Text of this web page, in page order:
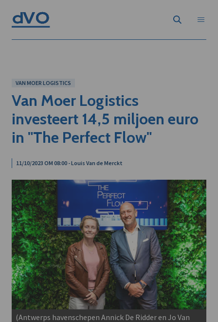
VAN MOER LOGISTICS
Van Moer Logistics
investeert 14,5 miljoen euro
in "The Perfect Flow"
11/10/2023 OM 08:00 - Louis Van de Merckt
(Antwerps havenschepen Annick De Ridder en Jo Van